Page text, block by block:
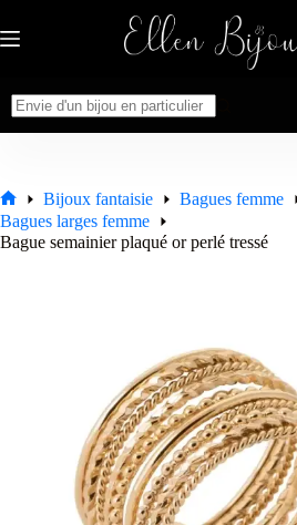
au
contenu
Accueil
Bijoux fantaisie
Bagues femme
Bagues larges femme
Bague semainier plaqué or perlé tressé